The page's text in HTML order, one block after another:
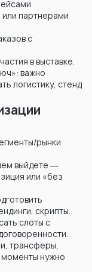
партнерами
с
в выставке.
важно
логистику, стенд
рынки
выйдете ―
или «без
скрипты.
слоты с
трансферы,
нужно